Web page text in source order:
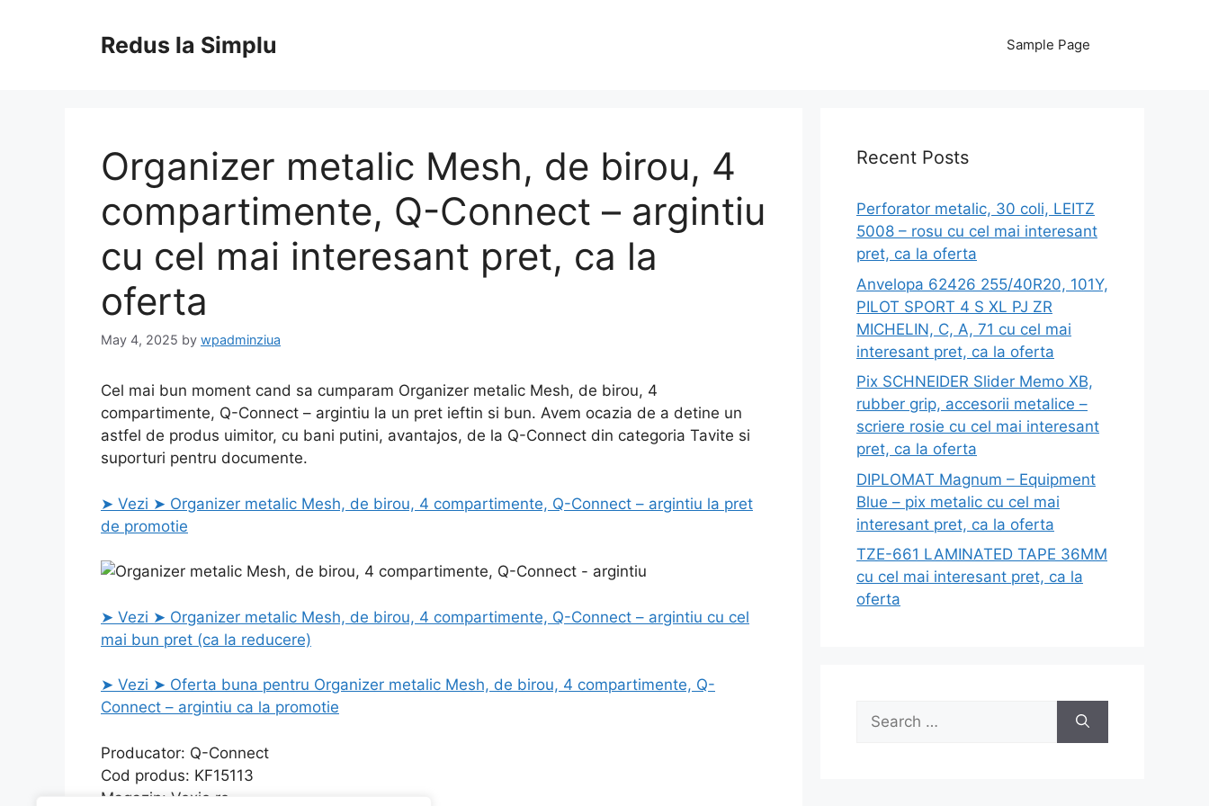
Redus la Simplu Sample Page
Organizer metalic Mesh, de birou, 4
compartimente, Q-Connect – argintiu
cu cel mai interesant pret, ca la
oferta
May 4, 2025 by wpadminziua
Cel mai bun moment cand sa cumparam Organizer metalic Mesh, de birou, 4
compartimente, Q-Connect – argintiu la un pret ieftin si bun. Avem ocazia de a detine un
astfel de produs uimitor, cu bani putini, avantajos, de la Q-Connect din categoria Tavite si
suporturi pentru documente.
➤ Vezi ➤ Organizer metalic Mesh, de birou, 4 compartimente, Q-Connect – argintiu la pret
de promotie
➤ Vezi ➤ Organizer metalic Mesh, de birou, 4 compartimente, Q-Connect – argintiu cu cel
mai bun pret (ca la reducere)
➤ Vezi ➤ Oferta buna pentru Organizer metalic Mesh, de birou, 4 compartimente, Q-
Connect – argintiu ca la promotie
Producator: Q-Connect
Cod produs: KF15113
Magazin: Vexio.ro
Recent Posts
Perforator metalic, 30 coli, LEITZ
5008 – rosu cu cel mai interesant
pret, ca la oferta
Anvelopa 62426 255/40R20, 101Y,
PILOT SPORT 4 S XL PJ ZR
MICHELIN, C, A, 71 cu cel mai
interesant pret, ca la oferta
Pix SCHNEIDER Slider Memo XB,
rubber grip, accesorii metalice –
scriere rosie cu cel mai interesant
pret, ca la oferta
DIPLOMAT Magnum – Equipment
Blue – pix metalic cu cel mai
interesant pret, ca la oferta
TZE-661 LAMINATED TAPE 36MM
cu cel mai interesant pret, ca la
oferta
Search
for: